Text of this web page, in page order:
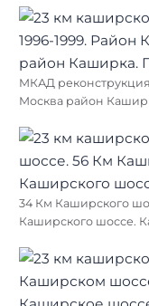
МКАД
Москва район
34 Км Каширского
Каширского шоссе.